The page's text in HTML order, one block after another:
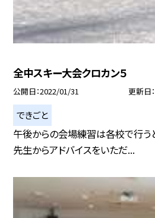
全中スキー大会クロカン５
公開日 2022/01/31 更新日
できごと
午後からの会場練習は各校で行う
先生からアドバイスをいただ...